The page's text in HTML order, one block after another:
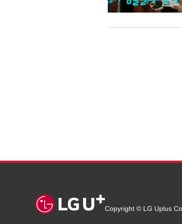
Copyright © LG Uplus